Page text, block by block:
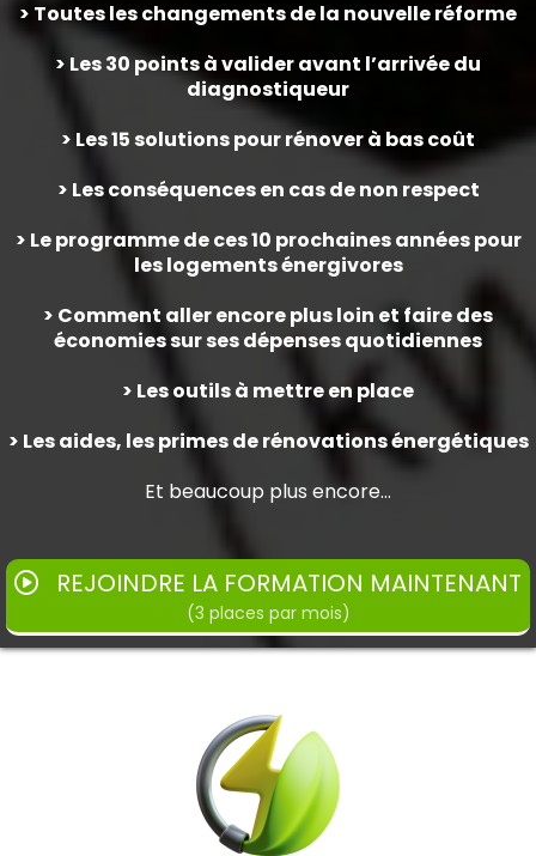
> Toutes les changements de la nouvelle réforme
> Les 30 points à valider avant l’arrivée du
diagnostiqueur
> Les 15 solutions pour rénover à bas coût
> Les conséquences en cas de non respect
> Le programme de ces 10 prochaines années pour
les logements énergivores
> Comment aller encore plus loin et faire des
économies sur ses dépenses quotidiennes
> Les outils à mettre en place
> Les aides, les primes de rénovations énergétiques
Et beaucoup plus encore…
REJOINDRE LA FORMATION MAINTENANT
(3 places par mois)